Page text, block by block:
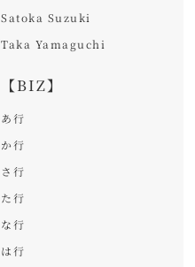
Satoka Suzuki
Taka Yamaguchi
【BIZ】
あ行
か行
さ行
た行
な行
は行